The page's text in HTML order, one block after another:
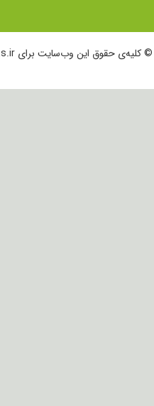
© کلیه‌ی حقوق این وب‌سایت برای LabTests.ir محفوظ است.